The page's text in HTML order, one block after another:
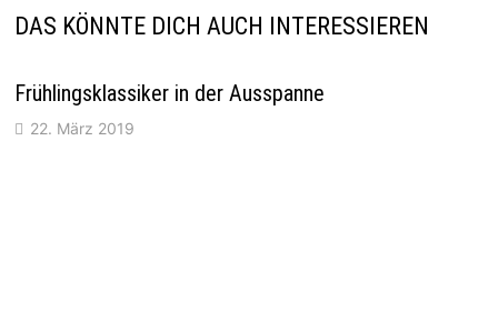
DAS KÖNNTE DICH AUCH INTERESSIEREN
Frühlingsklassiker in der Ausspanne
22. März 2019